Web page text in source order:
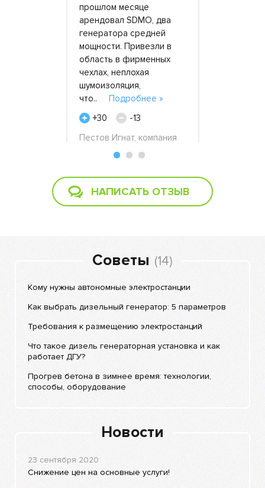
прошлом месяце
арендовал SDMO, два
генератора средней
мощности. Привезли в
область в фирменных
чехлах, неплохая
шумоизоляция,
что.. Подробнее »
+30
-13
Пестов Игнат, компания
«Горизонт», 22 августа
НАПИСАТЬ ОТЗЫВ
Советы (14)
Кому нужны автономные электростанции
Как выбрать дизельный генератор: 5 параметров
Требования к размещению электростанций
Что такое дизель генераторная установка и как
работает ДГУ?
Прогрев бетона в зимнее время: технологии,
способы, оборудование
Новости
23 сентября 2020
Снижение цен на основные услуги!